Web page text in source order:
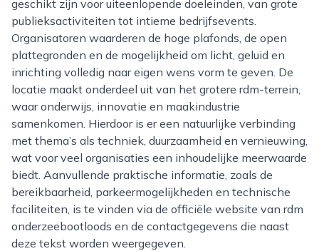
geschikt zijn voor uiteenlopende doeleinden, van grote
publieksactiviteiten tot intieme bedrijfsevents.
Organisatoren waarderen de hoge plafonds, de open
plattegronden en de mogelijkheid om licht, geluid en
inrichting volledig naar eigen wens vorm te geven. De
locatie maakt onderdeel uit van het grotere rdm-terrein,
waar onderwijs, innovatie en maakindustrie
samenkomen. Hierdoor is er een natuurlijke verbinding
met thema’s als techniek, duurzaamheid en vernieuwing,
wat voor veel organisaties een inhoudelijke meerwaarde
biedt. Aanvullende praktische informatie, zoals de
bereikbaarheid, parkeermogelijkheden en technische
faciliteiten, is te vinden via de officiële website van rdm
onderzeebootloods en de contactgegevens die naast
deze tekst worden weergegeven.